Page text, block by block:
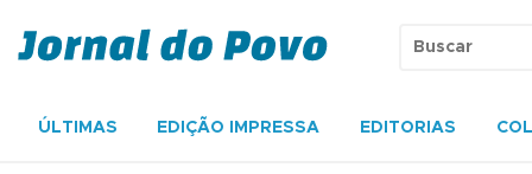
ÚLTIMAS EDIÇÃO IMPRESSA EDITORIAS